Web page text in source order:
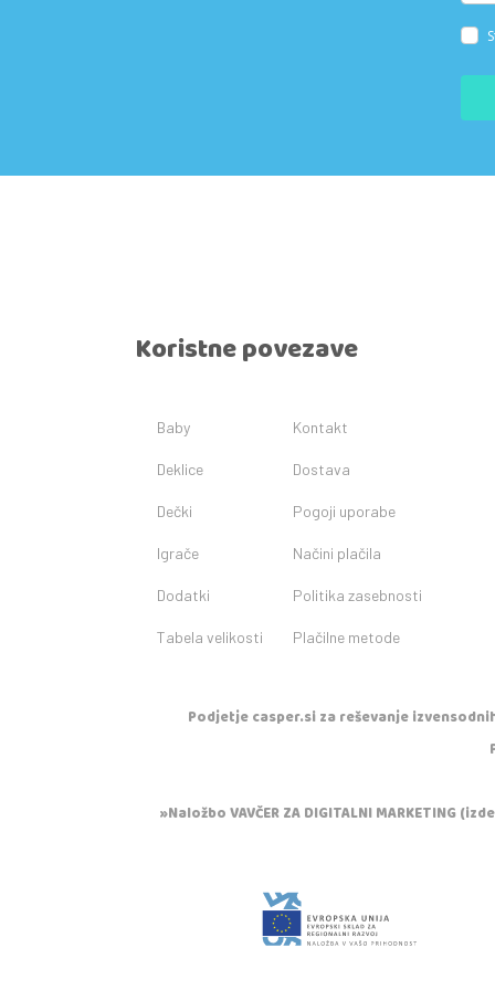
Koristne povezave
Baby
Deklice
Dečki
Igrače
Dodatki
Tabela velikosti
Kontakt
Dostava
Pogoji uporabe
Načini plačila
Politika zasebnosti
Plačilne metode
Podjetje casper.si za reševanje
»Naložbo VAVČER ZA DIGITALNI